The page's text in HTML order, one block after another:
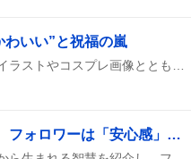
わいい”と祝福の嵐
池田先生『月々日々に』で睡眠重要性を語る、フォロワーは「安心感」と「感謝」